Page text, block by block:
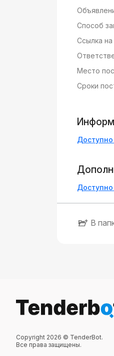
Способ
Ссылка на
Место
Сроки
В
Copyright 2026 © TenderBot.
Все права защищены.